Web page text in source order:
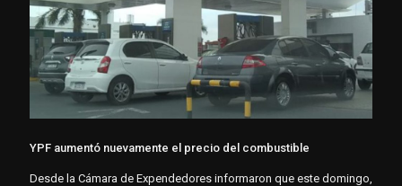
YPF aumentó nuevamente el precio del combustible
Desde la Cámara de Expendedores informaron que este domingo,